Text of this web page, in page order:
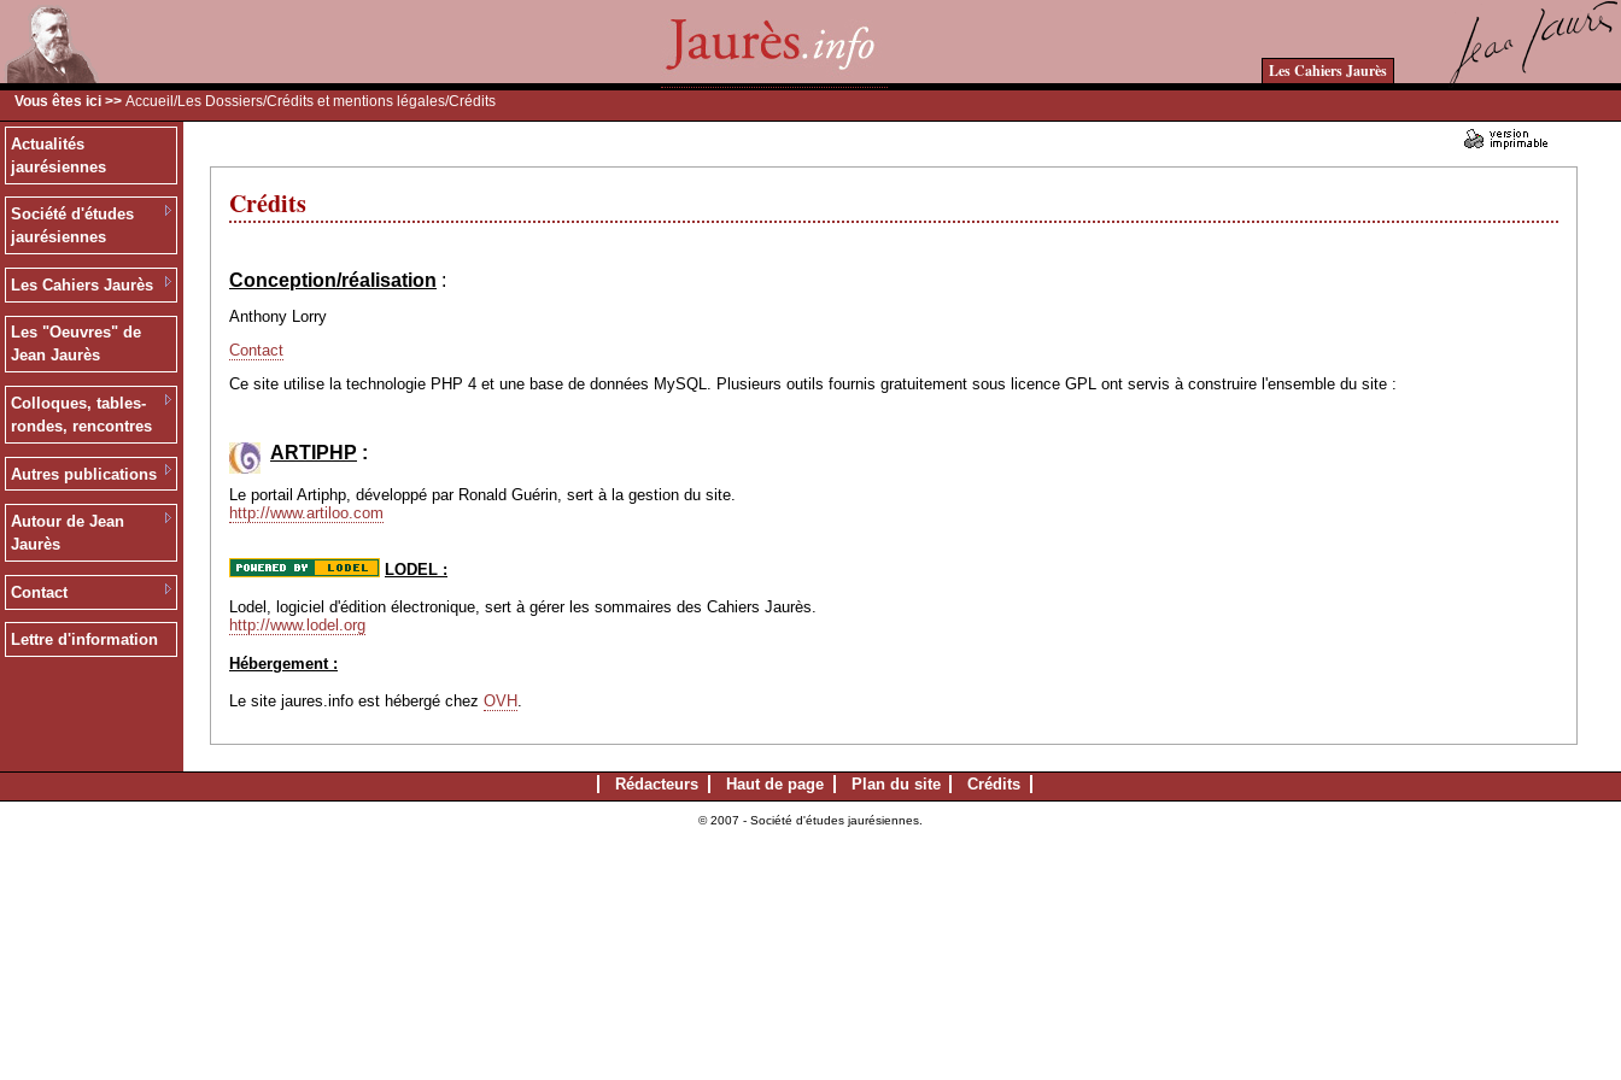
Les Cahiers Jaurès
Vous êtes ici >> Accueil /Les Dossiers/Crédits et mentions légales/Crédits
Actualités
jaurésiennes
Société d'études
jaurésiennes
Les Cahiers Jaurès
Les "Oeuvres" de
Jean Jaurès
Colloques, tables-
rondes, rencontres
Autres publications
Autour de Jean
Jaurès
Contact
Lettre d'information
Crédits
Conception/réalisation :
Anthony Lorry
Contact
Ce site utilise la technologie PHP 4 et une base de données MySQL. Plusieurs outils fournis gratuitement sous licence GPL ont servis à construire l'ensemble du site :
ARTIPHP :
Le portail Artiphp, développé par Ronald Guérin, sert à la gestion du site.
http://www.artiloo.com
LODEL :
Lodel, logiciel d'édition électronique, sert à gérer les sommaires des Cahiers Jaurès.
http://www.lodel.org
Hébergement :
Le site jaures.info est hébergé chez OVH
Rédacteurs Haut de page Plan du site Crédits
© 2007 - Société d'études jaurésiennes.